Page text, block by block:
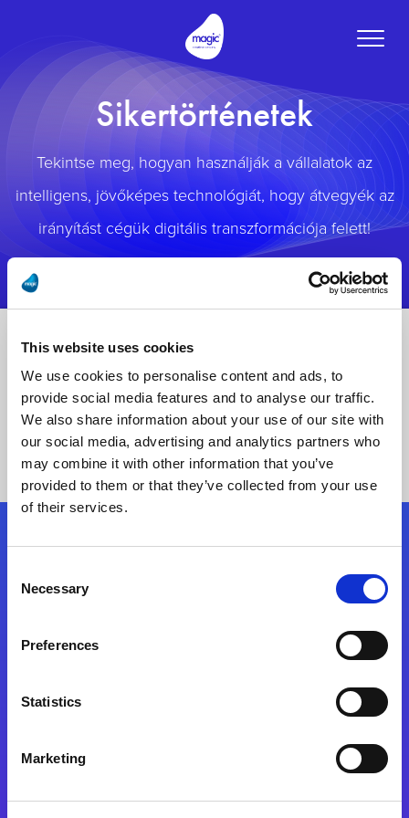
This website uses cookies
We use cookies to personalise content and ads, to
provide social media features and to analyse our traffic.
We also share information about your use of our site with
our social media, advertising and analytics partners who
may combine it with other information that you’ve
provided to them or that they’ve collected from your use
of their services.
Selection
Necessary
Preferences
Statistics
Marketing
Toggle
Sikertörténetek
Tekintse meg, hogyan használják a vállalatok az
intelligens, jövőképes technológiát, hogy átvegyék az
irányítást cégük digitális transzformációja felett!
Kövessen minket!